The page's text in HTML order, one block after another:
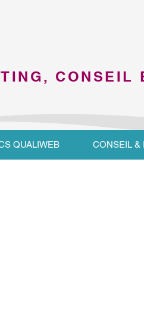
CONSEIL
QUALIWEB CONSEIL &